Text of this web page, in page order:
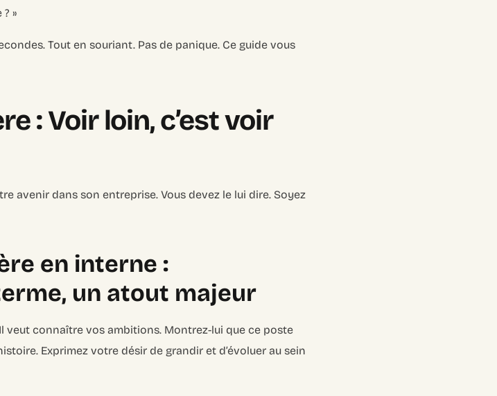
»
Tout en souriant. Pas de panique. Ce guide vous
: Voir loin, c’est voir
avenir dans son entreprise. Vous devez le lui dire. Soyez
en interne :
un atout majeur
veut connaître vos ambitions. Montrez-lui que ce poste
Exprimez votre désir de grandir et d’évoluer au sein